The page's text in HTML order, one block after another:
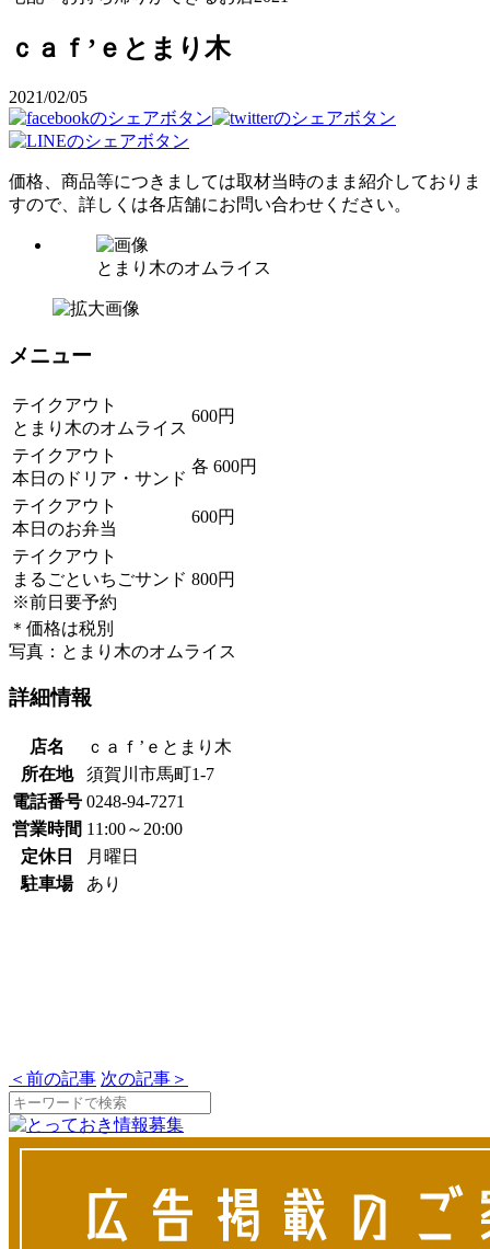
ｃａｆ’ｅとまり木
2021/02/05
価格、商品等につきましては取材当時のまま紹介しておりま
すので、詳しくは各店舗にお問い合わせください。
とまり木のオムライス
メニュー
テイクアウト
とまり木のオムライス
600円
テイクアウト
本日のドリア・サンド
各 600円
テイクアウト
本日のお弁当
600円
テイクアウト
まるごといちごサンド
※前日要予約
800円
＊価格は税別
写真：とまり木のオムライス
詳細情報
店名
ｃａｆ’ｅとまり木
所在地
須賀川市馬町1-7
電話番号 0248-94-7271
営業時間 11:00～20:00
定休日
月曜日
駐車場
あり
＜ 前の記事 次の記事 ＞